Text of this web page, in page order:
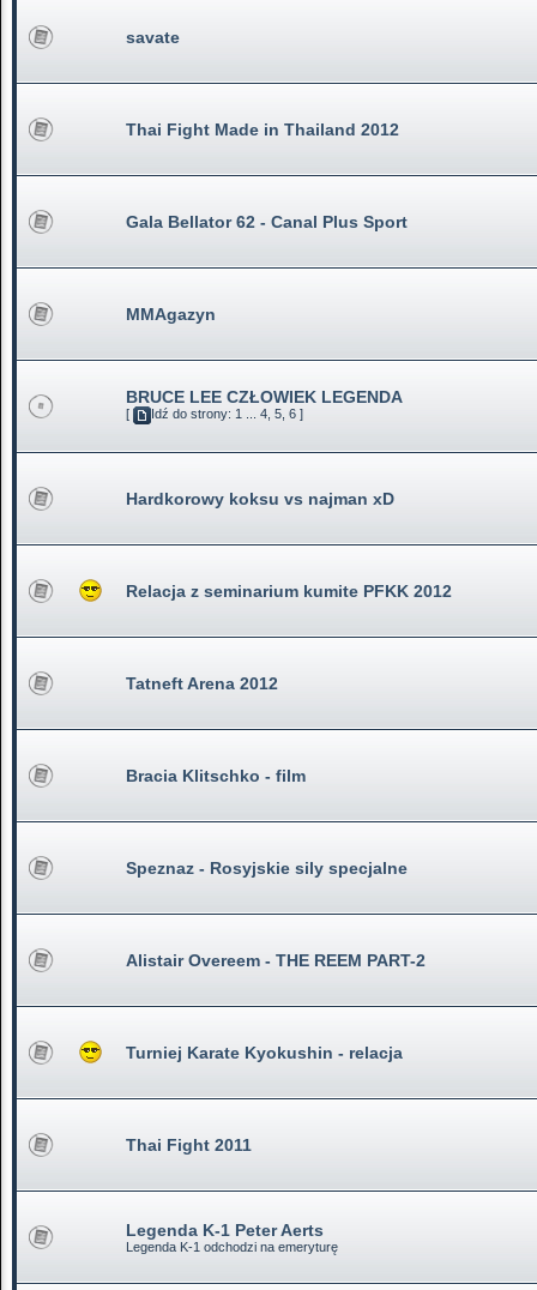
savate
Thai Fight Made in Thailand 2012
Gala Bellator 62 - Canal Plus Sport
MMAgazyn
BRUCE LEE CZŁOWIEK LEGENDA
[ Idź do strony: 1 ... 4, 5, 6 ]
Hardkorowy koksu vs najman xD
Relacja z seminarium kumite PFKK 2012
Tatneft Arena 2012
Bracia Klitschko - film
Speznaz - Rosyjskie sily specjalne
Alistair Overeem - THE REEM PART-2
Turniej Karate Kyokushin - relacja
Thai Fight 2011
Legenda K-1 Peter Aerts
Legenda K-1 odchodzi na emeryturę